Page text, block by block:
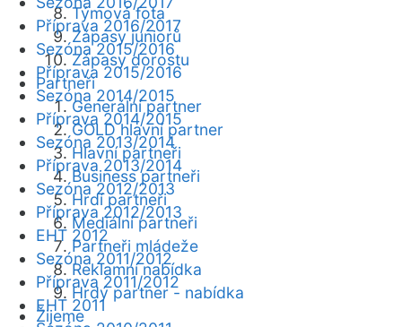
Týmová fota
Zápasy juniorů
Zápasy dorostu
Partneři
Generální partner
GOLD hlavní partner
Hlavní partneři
Business partneři
Hrdí partneři
Mediální partneři
Partneři mládeže
Reklamní nabídka
Hrdý partner - nabídka
Žijeme
Příprava 2016/2017
Sezóna 2015/2016
Příprava 2015/2016
Sezóna 2014/2015
Příprava 2014/2015
Sezóna 2013/2014
Příprava 2013/2014
Sezóna 2012/2013
Příprava 2012/2013
EHT 2012
Sezóna 2011/2012
Příprava 2011/2012
EHT 2011